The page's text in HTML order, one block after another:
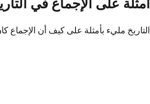
أمثلة على الإجماع في
التاريخ مليء بأمثلة على كيف أن